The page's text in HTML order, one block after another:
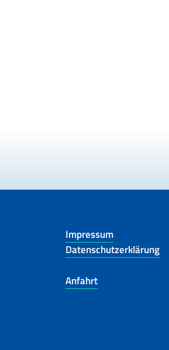
Impressum
Datenschutzerklärung
Anfahrt